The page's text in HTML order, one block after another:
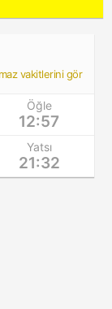
vakitlerini gör
Öğle
12:57
Yatsı
21:32